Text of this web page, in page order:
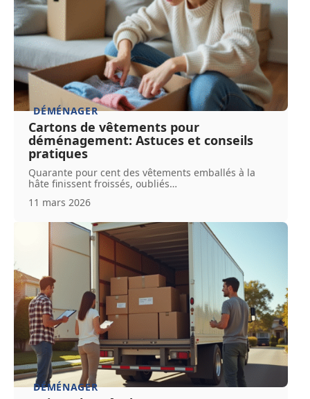
DÉMÉNAGER
Cartons de vêtements pour
déménagement: Astuces et conseils
pratiques
Quarante pour cent des vêtements emballés à la
hâte finissent froissés, oubliés…
11 mars 2026
DÉMÉNAGER